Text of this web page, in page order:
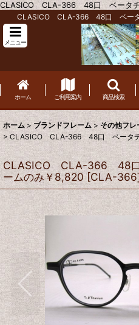
CLASICO CLA-366 48口 ベータ
CLASICO CLA-366 48口 ベータ
メニュー
ホーム ご利用案内 商品検索
ホーム > ブランドフレーム > その他フレ
> CLASICO CLA-366 48口 ベータチ
CLASICO CLA-366 48
ームのみ￥8,820 [CLA-366